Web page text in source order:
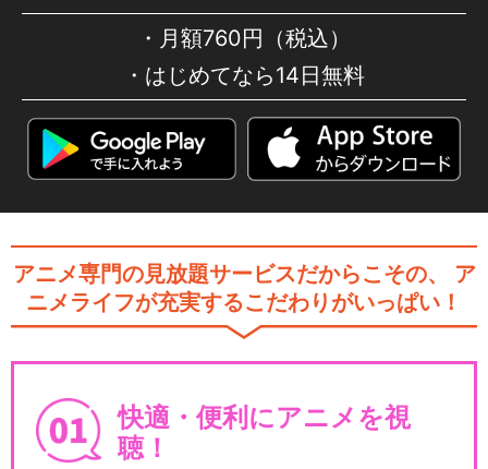
月額760円（税込）
はじめてなら14日無料
アニメ専門の見放題サービスだからこその、
ア
ニメライフが充実するこだわりがいっぱい！
快適・便利にアニメを視
聴！